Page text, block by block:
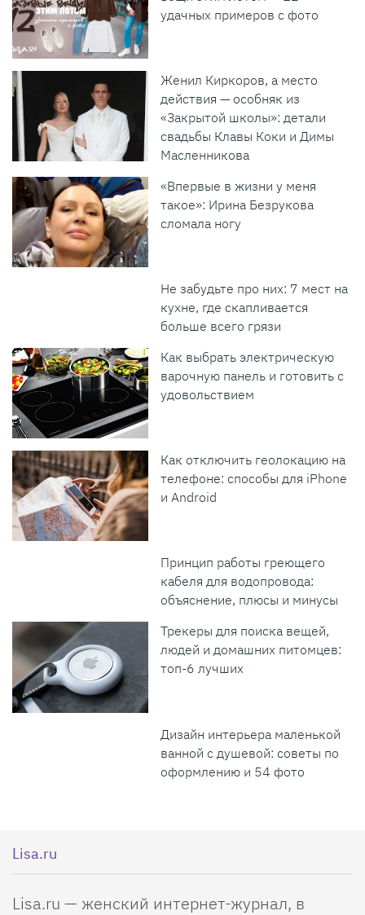
удачных примеров с фото
Женил Киркоров, а место
действия — особняк из
«Закрытой школы»: детали
свадьбы Клавы Коки и Димы
Масленникова
«Впервые в жизни у меня
такое»: Ирина Безрукова
сломала ногу
Не забудьте про них: 7 мест на
кухне, где скапливается
больше всего грязи
Как выбрать электрическую
варочную панель и готовить с
удовольствием
Как отключить геолокацию на
телефоне: способы для iPhone
и Android
Принцип работы греющего
кабеля для водопровода:
объяснение, плюсы и минусы
Трекеры для поиска вещей,
людей и домашних питомцев:
топ-6 лучших
Дизайн интерьера маленькой
ванной с душевой: советы по
оформлению и 54 фото
Lisa.ru
Lisa.ru — женский интернет-журнал, в